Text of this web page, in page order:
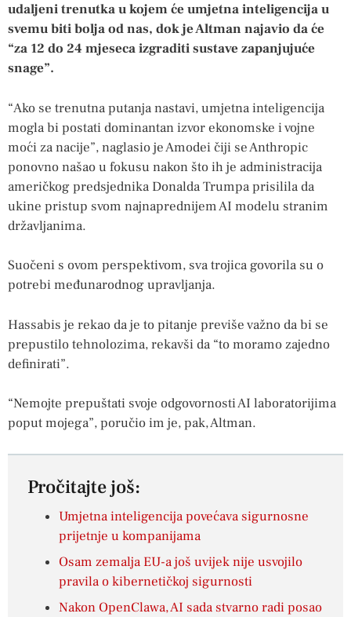
udaljeni trenutka u kojem će umjetna inteligencija u
svemu biti bolja od nas, dok je Altman najavio da će
“za 12 do 24 mjeseca izgraditi sustave zapanjujuće
snage”.
“Ako se trenutna putanja nastavi, umjetna inteligencija
mogla bi postati dominantan izvor ekonomske i vojne
moći za nacije”, naglasio je Amodei čiji se Anthropic
ponovno našao u fokusu nakon što ih je administracija
američkog predsjednika Donalda Trumpa prisilila da
ukine pristup svom najnaprednijem AI modelu stranim
državljanima.
Suočeni s ovom perspektivom, sva trojica govorila su o
potrebi međunarodnog upravljanja.
Hassabis je rekao da je to pitanje previše važno da bi se
prepustilo tehnolozima, rekavši da “to moramo zajedno
definirati”.
“Nemojte prepuštati svoje odgovornosti AI laboratorijima
poput mojega”, poručio im je, pak, Altman.
Pročitajte još:
Umjetna inteligencija povećava sigurnosne
prijetnje u kompanijama
Osam zemalja EU-a još uvijek nije usvojilo
pravila o kibernetičkoj sigurnosti
Nakon OpenClawa, AI sada stvarno radi posao